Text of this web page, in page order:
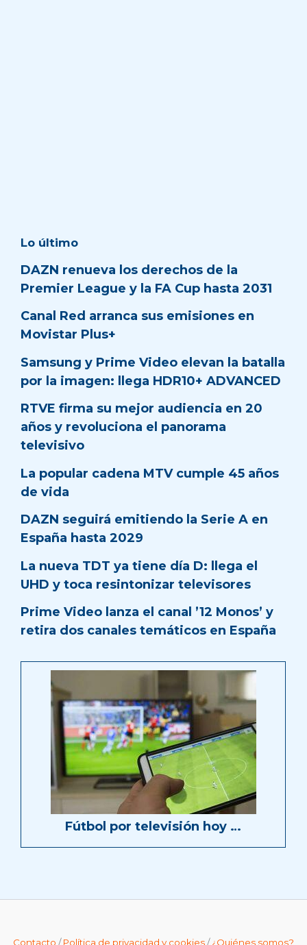
Lo último
DAZN renueva los derechos de la
Premier League y la FA Cup hasta 2031
Canal Red arranca sus emisiones en
Movistar Plus+
Samsung y Prime Video elevan la batalla
por la imagen: llega HDR10+ ADVANCED
RTVE firma su mejor audiencia en 20
años y revoluciona el panorama
televisivo
La popular cadena MTV cumple 45 años
de vida
DAZN seguirá emitiendo la Serie A en
España hasta 2029
La nueva TDT ya tiene día D: llega el
UHD y toca resintonizar televisores
Prime Video lanza el canal ’12 Monos’ y
retira dos canales temáticos en España
Fútbol por televisión hoy …
Contacto /Política de privacidad y cookies/¿Quiénes somos?